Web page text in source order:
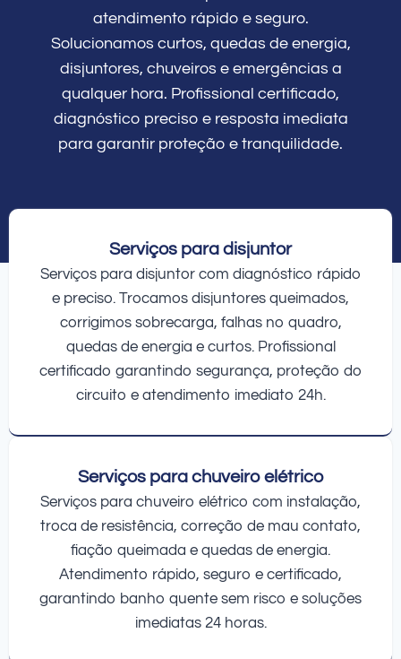
atendimento rápido e seguro.
Solucionamos curtos, quedas de energia,
disjuntores, chuveiros e emergências a
qualquer hora. Profissional certificado,
diagnóstico preciso e resposta imediata
para garantir proteção e tranquilidade.
Serviços para disjuntor
Serviços para disjuntor com diagnóstico rápido
e preciso. Trocamos disjuntores queimados,
corrigimos sobrecarga, falhas no quadro,
quedas de energia e curtos. Profissional
certificado garantindo segurança, proteção do
circuito e atendimento imediato 24h.
Serviços para chuveiro elétrico
Serviços para chuveiro elétrico com instalação,
troca de resistência, correção de mau contato,
fiação queimada e quedas de energia.
Atendimento rápido, seguro e certificado,
garantindo banho quente sem risco e soluções
imediatas 24 horas.